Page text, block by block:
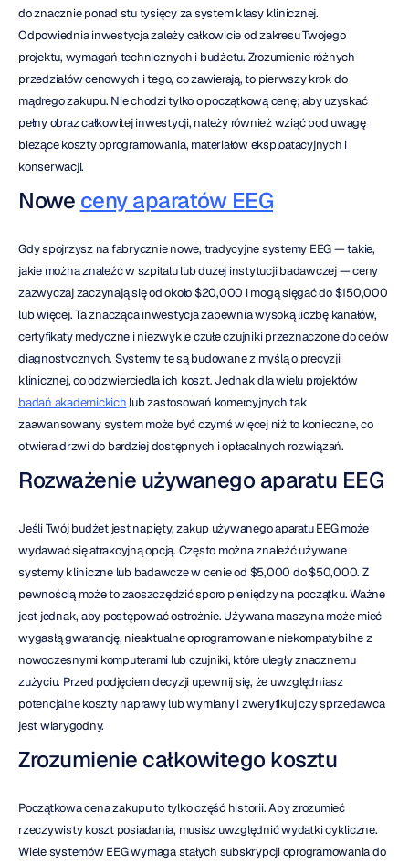
do znacznie ponad stu tysięcy za system klasy klinicznej.
Odpowiednia inwestycja zależy całkowicie od zakresu Twojego
projektu, wymagań technicznych i budżetu. Zrozumienie różnych
przedziałów cenowych i tego, co zawierają, to pierwszy krok do
mądrego zakupu. Nie chodzi tylko o początkową cenę; aby uzyskać
pełny obraz całkowitej inwestycji, należy również wziąć pod uwagę
bieżące koszty oprogramowania, materiałów eksploatacyjnych i
konserwacji.
Nowe ceny aparatów EEG
Gdy spojrzysz na fabrycznie nowe, tradycyjne systemy EEG — takie,
jakie można znaleźć w szpitalu lub dużej instytucji badawczej — ceny
zazwyczaj zaczynają się od około $20,000 i mogą sięgać do $150,000
lub więcej. Ta znacząca inwestycja zapewnia wysoką liczbę kanałów,
certyfikaty medyczne i niezwykle czułe czujniki przeznaczone do celów
diagnostycznych. Systemy te są budowane z myślą o precyzji
klinicznej, co odzwierciedla ich koszt. Jednak dla wielu projektów
badań akademickich lub zastosowań komercyjnych tak
zaawansowany system może być czymś więcej niż to konieczne, co
otwiera drzwi do bardziej dostępnych i opłacalnych rozwiązań.
Rozważenie używanego aparatu EEG
Jeśli Twój budżet jest napięty, zakup używanego aparatu EEG może
wydawać się atrakcyjną opcją. Często można znaleźć używane
systemy kliniczne lub badawcze w cenie od $5,000 do $50,000. Z
pewnością może to zaoszczędzić sporo pieniędzy na początku. Ważne
jest jednak, aby postępować ostrożnie. Używana maszyna może mieć
wygasłą gwarancję, nieaktualne oprogramowanie niekompatybilne z
nowoczesnymi komputerami lub czujniki, które uległy znacznemu
zużyciu. Przed podjęciem decyzji upewnij się, że uwzględniasz
potencjalne koszty naprawy lub wymiany i zweryfikuj czy sprzedawca
jest wiarygodny.
Zrozumienie całkowitego kosztu
Początkowa cena zakupu to tylko część historii. Aby zrozumieć
rzeczywisty koszt posiadania, musisz uwzględnić wydatki cykliczne.
Wiele systemów EEG wymaga stałych subskrypcji oprogramowania do